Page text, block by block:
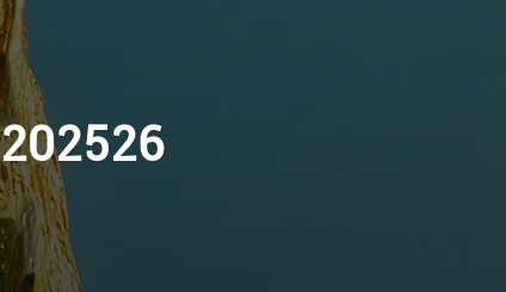
DIPUTACIÓN
2026
DE FÚTBOL Y FÚTBOL SALA
ANUALIDAD 2026.